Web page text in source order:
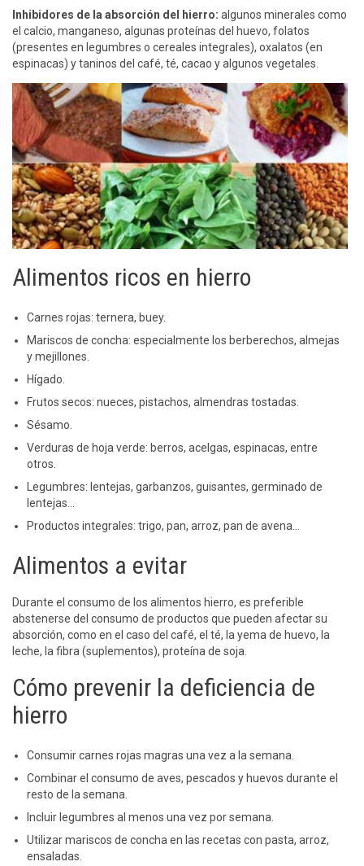
Inhibidores de la absorción del hierro: algunos minerales como
el calcio, manganeso, algunas proteínas del huevo, folatos
(presentes en legumbres o cereales integrales), oxalatos (en
espinacas) y taninos del café, té, cacao y algunos vegetales.
Alimentos ricos en hierro
Carnes rojas: ternera, buey.
Mariscos de concha: especialmente los berberechos, almejas
y mejillones.
Hígado.
Frutos secos: nueces, pistachos, almendras tostadas.
Sésamo.
Verduras de hoja verde: berros, acelgas, espinacas, entre
otros.
Legumbres: lentejas, garbanzos, guisantes, germinado de
lentejas…
Productos integrales: trigo, pan, arroz, pan de avena…
Alimentos a evitar
Durante el consumo de los alimentos hierro, es preferible
abstenerse del consumo de productos que pueden afectar su
absorción, como en el caso del café, el té, la yema de huevo, la
leche, la fibra (suplementos), proteína de soja.
Cómo prevenir la deficiencia de
hierro
Consumir carnes rojas magras una vez a la semana.
Combinar el consumo de aves, pescados y huevos durante el
resto de la semana.
Incluir legumbres al menos una vez por semana.
Utilizar mariscos de concha en las recetas con pasta, arroz,
ensaladas.